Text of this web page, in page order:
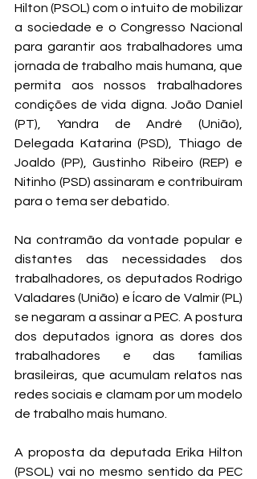
Hilton (PSOL) com o intuito de mobilizar
a sociedade e o Congresso Nacional
para garantir aos trabalhadores uma
jornada de trabalho mais humana, que
permita aos nossos trabalhadores
condições de vida digna. João Daniel
(PT), Yandra de André (União),
Delegada Katarina (PSD), Thiago de
Joaldo (PP), Gustinho Ribeiro (REP) e
Nitinho (PSD) assinaram e contribuíram
para o tema ser debatido.
Na contramão da vontade popular e
distantes das necessidades dos
trabalhadores, os deputados Rodrigo
Valadares (União) e Ícaro de Valmir (PL)
se negaram a assinar a PEC. A postura
dos deputados ignora as dores dos
trabalhadores e das famílias
brasileiras, que acumulam relatos nas
redes sociais e clamam por um modelo
de trabalho mais humano.
A proposta da deputada Erika Hilton
(PSOL) vai no mesmo sentido da PEC